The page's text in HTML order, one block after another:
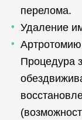
перелома.
Удаление
Артротомию
Процедура